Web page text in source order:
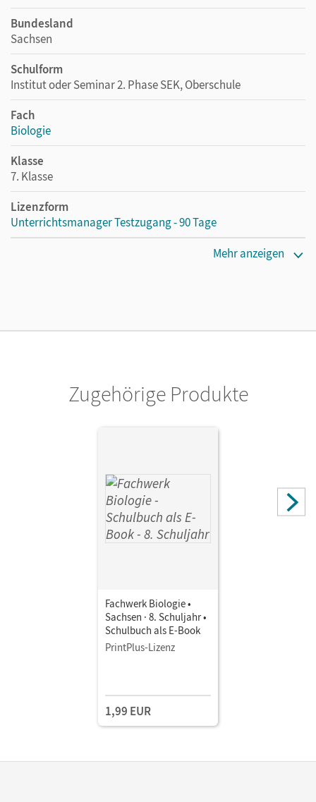
Bundesland
Sachsen
Schulform
Institut oder Seminar 2. Phase SEK, Oberschule
Fach
Biologie
Klasse
7. Klasse
Lizenzform
Unterrichtsmanager Testzugang - 90 Tage
Unterrichtsmanager 90 Tage lang zu testen.
Mehr anzeigen
Zugehörige Produkte
Fachwerk Biologie •
Sachsen · 8. Schuljahr •
Schulbuch als E-Book
PrintPlus-Lizenz
1,99 EUR